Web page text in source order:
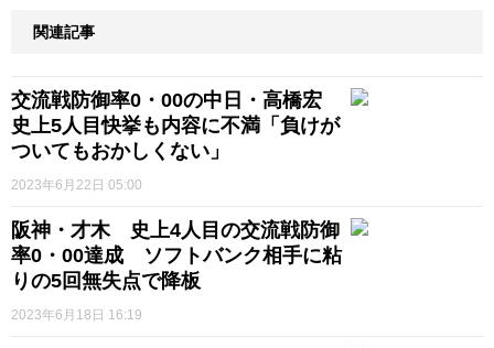
関連記事
交流戦防御率0・00の中日・高橋宏
史上5人目快挙も内容に不満「負けが
ついてもおかしくない」
2023年6月22日 05:00
阪神・才木 史上4人目の交流戦防御
率0・00達成 ソフトバンク相手に粘
りの5回無失点で降板
2023年6月18日 16:19